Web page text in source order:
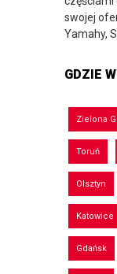
swojej
Yamahy,
GDZIE
Zielona
Toruń
Olsztyn
Katowice
Gdańsk